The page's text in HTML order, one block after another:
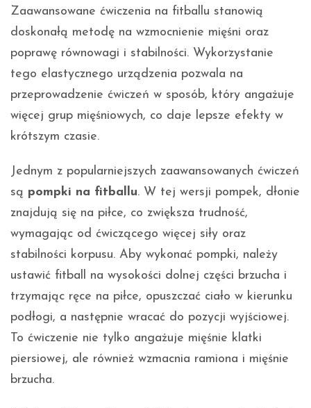
Zaawansowane ćwiczenia na fitballu stanowią
doskonałą metodę na wzmocnienie mięśni oraz
poprawę równowagi i stabilności. Wykorzystanie
tego elastycznego urządzenia pozwala na
przeprowadzenie ćwiczeń w sposób, który angażuje
więcej grup mięśniowych, co daje lepsze efekty w
krótszym czasie.
Jednym z popularniejszych zaawansowanych ćwiczeń
są pompki na fitballu. W tej wersji pompek, dłonie
znajdują się na piłce, co zwiększa trudność,
wymagając od ćwiczącego więcej siły oraz
stabilności korpusu. Aby wykonać pompki, należy
ustawić fitball na wysokości dolnej części brzucha i
trzymając ręce na piłce, opuszczać ciało w kierunku
podłogi, a następnie wracać do pozycji wyjściowej.
To ćwiczenie nie tylko angażuje mięśnie klatki
piersiowej, ale również wzmacnia ramiona i mięśnie
brzucha.